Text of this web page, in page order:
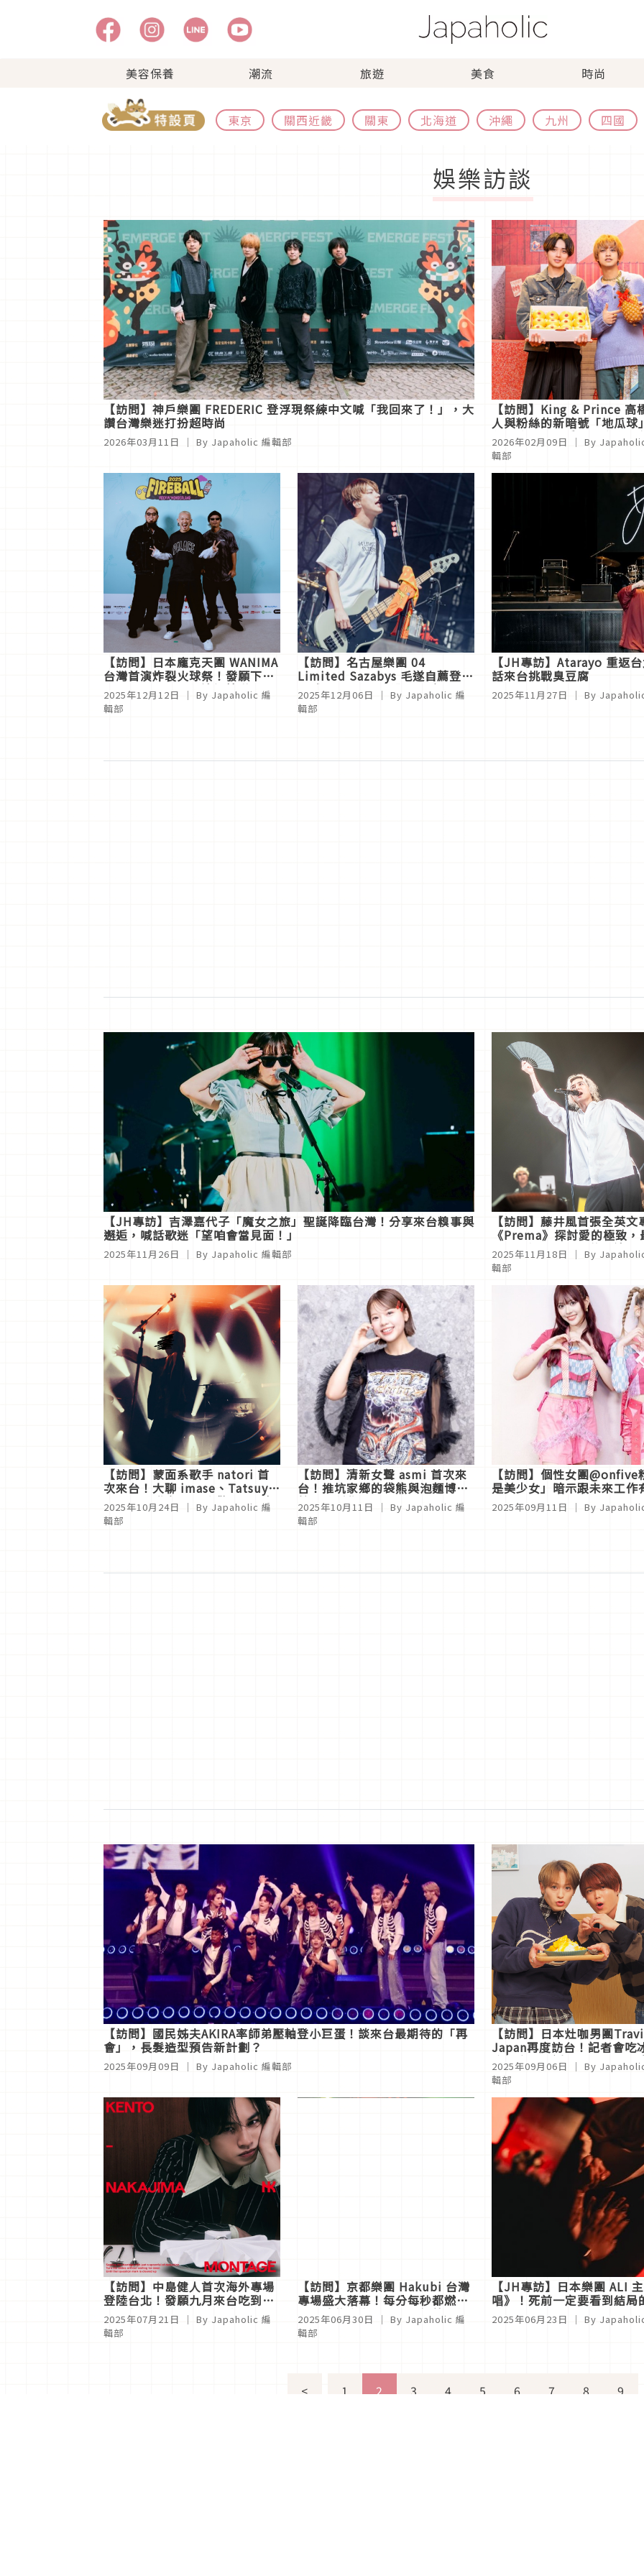
美容保養 潮流 旅遊 美食 時尚
東京 關西近畿 關東 北海道 沖繩 九州 四國
娛樂訪談
【訪問】神戶樂團 FREDERIC 登浮現祭練中文喊「我回來了！」，大
讚台灣樂迷打扮超時尚
2026年03月11日 ｜ By Japaholic 編輯部
【訪問】King & Prince 高
人與粉絲的新暗號「地瓜球
永瀨廉相約夏季來分享自己
異體驗
2026年02月09日 ｜ By
輯部
【訪問】日本龐克天團 WANIMA
台灣首演炸裂火球祭！發願下次
來台開專場「要把這裡填滿！」
2025年12月12日 ｜ By Japaholic 編
輯部
【訪問】名古屋樂團 04
Limited Sazabys 毛遂自薦登上
火球祭，大讚盪鞦韆超有趣
2025年12月06日 ｜ By Japaholic 編
輯部
【JH專訪】Atarayo 重返
話來台挑戰臭豆腐
2025年11月27日 ｜ By
【JH專訪】吉澤嘉代子「魔女之旅」聖誕降臨台灣！分享來台糗事與
邂逅，喊話歌迷「望咱會當見面！」
2025年11月26日 ｜ By Japaholic 編輯部
【訪問】藤井風首張全英文
《Prema》探討愛的極致，
代表「溫柔台北」的是這兩
歌？
2025年11月18日 ｜ By
輯部
【訪問】蒙面系歌手 natori 首
次來台！大聊 imase、Tatsuya
Kitani 合作趣事，喜歡大象體操
更期待來台吃肉圓
2025年10月24日 ｜ By Japaholic 編
輯部
【訪問】清新女聲 asmi 首次來
台！推坑家鄉的袋熊與泡麵博物
館，連創作時都是超理性 T人？
2025年10月11日 ｜ By Japaholic 編
輯部
【訪問】個性女團
是美少女」暗示跟未來工作
2025年09月11日 ｜ By
【訪問】國民姊夫AKIRA率師弟壓軸登小巨蛋！談來台最期待的「再
會」，長髮造型預告新計劃？
2025年09月09日 ｜ By Japaholic 編輯部
【訪問】日本灶咖男團
Japan再度訪台！記者會吃
演餵食秀，透露將有台灣限
喜表演
2025年09月06日 ｜ By
輯部
【訪問】中島健人首次海外專場
登陸台北！發願九月來台吃到變
胖，與Tatsuya Kitani交情好到
Ayase都忌妒？
2025年07月21日 ｜ By Japaholic 編
輯部
【訪問】京都樂團 Hakubi 台灣
專場盛大落幕！每分每秒都燃燒
著靈魂的音樂，讓人從絕望中找
到光芒
2025年06月30日 ｜ By Japaholic 編
輯部
【JH專訪】日本樂團 ALI
唱》！死前一定要看到結局
2025年06月23日 ｜ By
< 1 2 3 4 5 6 7 8 9